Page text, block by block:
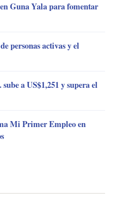
Guna Yala para fomentar
personas activas y el
a US$1,251 y supera el
Mi Primer Empleo en